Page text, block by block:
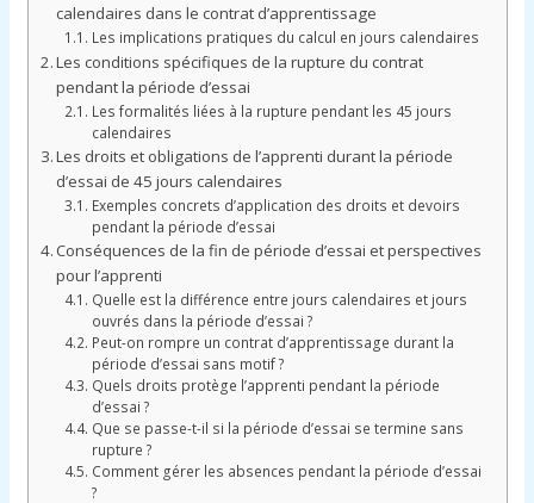
calendaires dans le contrat d’apprentissage
Les implications pratiques du calcul en jours calendaires
Les conditions spécifiques de la rupture du contrat
pendant la période d’essai
Les formalités liées à la rupture pendant les 45 jours
calendaires
Les droits et obligations de l’apprenti durant la période
d’essai de 45 jours calendaires
Exemples concrets d’application des droits et devoirs
pendant la période d’essai
Conséquences de la fin de période d’essai et perspectives
pour l’apprenti
Quelle est la différence entre jours calendaires et jours
ouvrés dans la période d’essai ?
Peut-on rompre un contrat d’apprentissage durant la
période d’essai sans motif ?
Quels droits protège l’apprenti pendant la période
d’essai ?
Que se passe-t-il si la période d’essai se termine sans
rupture ?
Comment gérer les absences pendant la période d’essai
?